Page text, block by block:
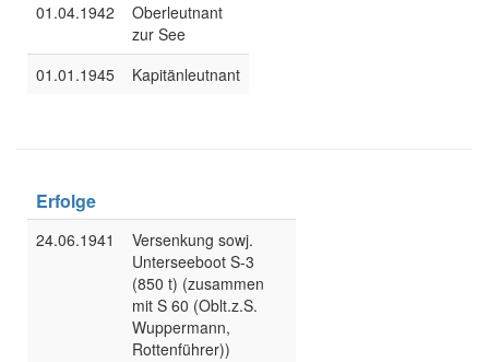
01.04.1942
Oberleutnant
zur See
01.01.1945
Kapitänleutnant
Erfolge
24.06.1941
Versenkung sowj.
Unterseeboot S-3
(850 t) (zusammen
mit S 60 (Oblt.z.S.
Wuppermann,
Rottenführer))